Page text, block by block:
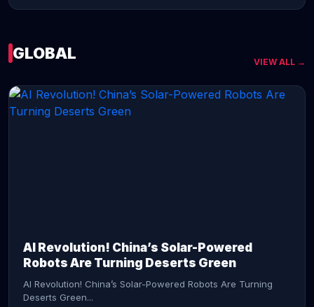
GLOBAL VIEW ALL →
AI Revolution! China’s Solar-Powered
Robots Are Turning Deserts Green
AI Revolution! China’s Solar-Powered Robots Are Turning
Deserts Green...